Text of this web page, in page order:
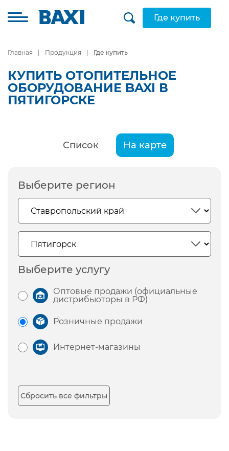
Где купить
Главная Продукция Где купить
КУПИТЬ ОТОПИТЕЛЬНОЕ
ОБОРУДОВАНИЕ BAXI В
ПЯТИГОРСКЕ
Список На карте
Выберите регион
Выберите услугу
Оптовые продажи (официальные
дистрибьюторы в РФ)
Розничные продажи
Интернет-магазины
Сбросить все фильтры